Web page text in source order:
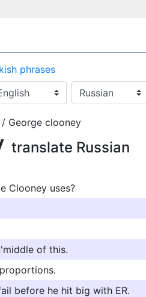
phrases
/ George clooney
translate Russian
Clooney uses?
of this.
before he hit big with ER.